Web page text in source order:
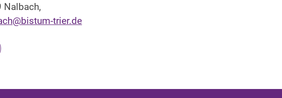
Nalbach,
trier.de